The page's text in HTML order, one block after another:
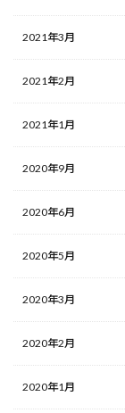
2021年3月
2021年2月
2021年1月
2020年9月
2020年6月
2020年5月
2020年3月
2020年2月
2020年1月